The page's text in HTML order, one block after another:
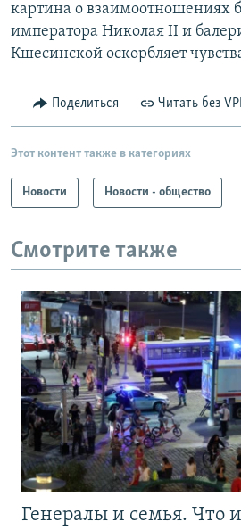
картина о взаимоотношениях
императора Николая II и
Кшесинской оскорбляет
Поделиться Читать без
Этот контент также в категориях
Новости Новости - общество
Смотрите также
Генералы и семья. Что